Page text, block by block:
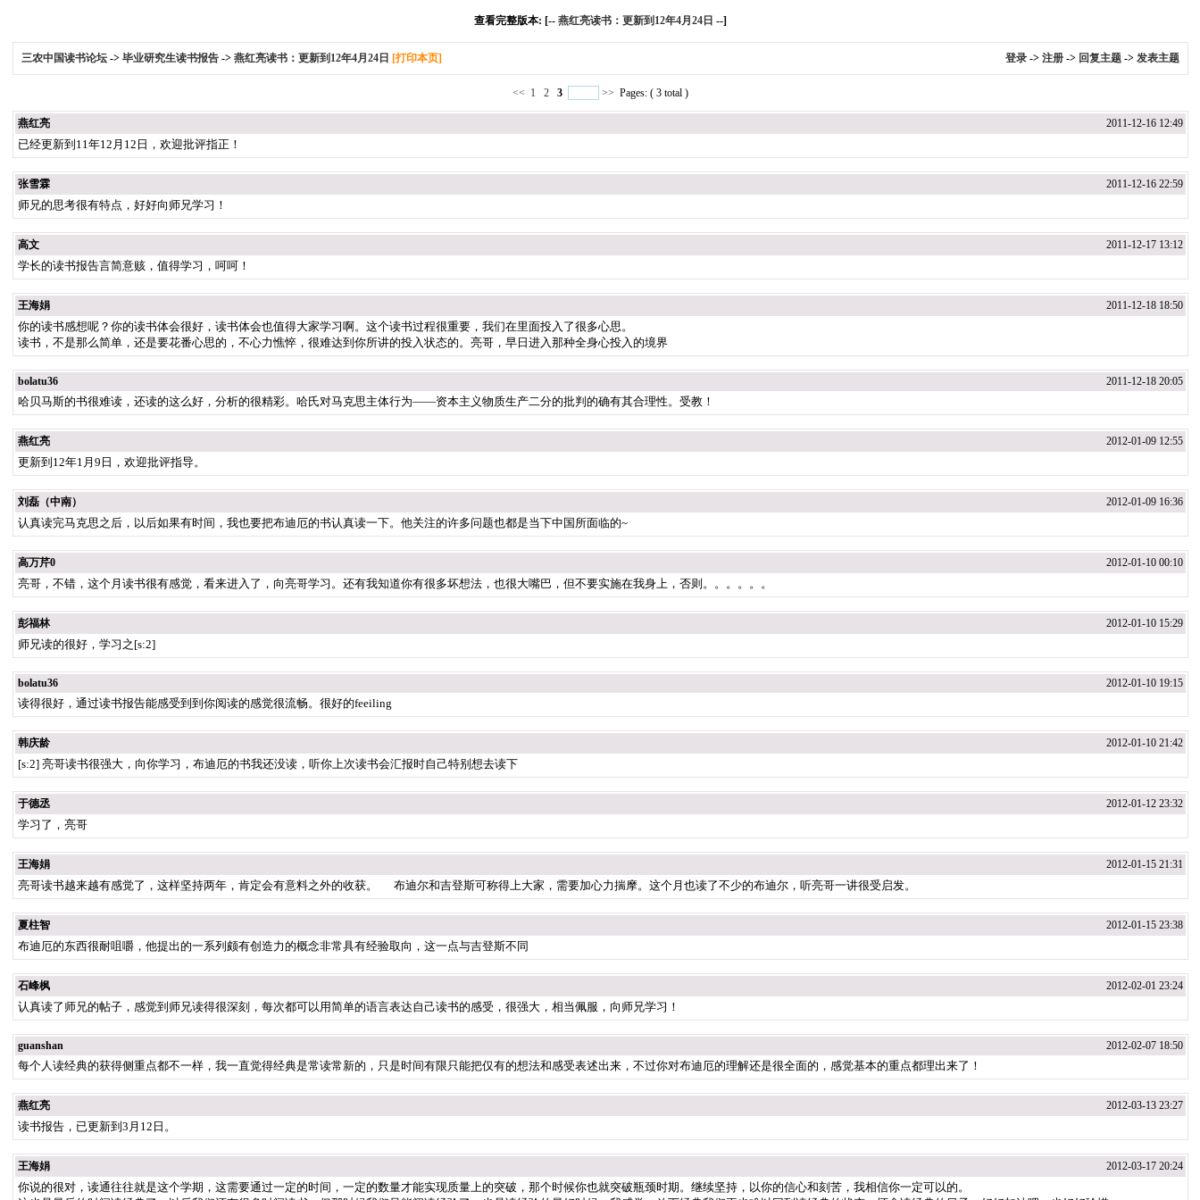
查看完整版本: [-- 燕红亮读书：更新到12年4月24日 --]
三农中国读书论坛 -> 毕业研究生读书报告-> 燕红亮读书：更新到12年4月24日 [打印本页] 登录-> 注册-> 回复主题-> 发表主题
<< 1 2 3 >> Pages: ( 3 total )
燕红亮 2011-12-16 12:49
已经更新到11年12月12日，欢迎批评指正！
张雪霖 2011-12-16 22:59
师兄的思考很有特点，好好向师兄学习！
高文 2011-12-17 13:12
学长的读书报告言简意赅，值得学习，呵呵！
王海娟 2011-12-18 18:50
你的读书感想呢？你的读书体会很好，读书体会也值得大家学习啊。这个读书过程很重要，我们在里面投入了很多心思。
读书，不是那么简单，还是要花番心思的，不心力憔悴，很难达到你所讲的投入状态的。亮哥，早日进入那种全身心投入的境界
bolatu36 2011-12-18 20:05
哈贝马斯的书很难读，还读的这么好，分析的很精彩。哈氏对马克思主体行为——资本主义物质生产二分的批判的确有其合理性。受教！
燕红亮 2012-01-09 12:55
更新到12年1月9日，欢迎批评指导。
刘磊（中南） 2012-01-09 16:36
认真读完马克思之后，以后如果有时间，我也要把布迪厄的书认真读一下。他关注的许多问题也都是当下中国所面临的~
高万芹0 2012-01-10 00:10
亮哥，不错，这个月读书很有感觉，看来进入了，向亮哥学习。还有我知道你有很多坏想法，也很大嘴巴，但不要实施在我身上，否则。。。。。。
彭福林 2012-01-10 15:29
师兄读的很好，学习之[s:2]
bolatu36 2012-01-10 19:15
读得很好，通过读书报告能感受到到你阅读的感觉很流畅。很好的feeiling
韩庆龄 2012-01-10 21:42
[s:2] 亮哥读书很强大，向你学习，布迪厄的书我还没读，听你上次读书会汇报时自己特别想去读下
于德丞 2012-01-12 23:32
学习了，亮哥
王海娟 2012-01-15 21:31
亮哥读书越来越有感觉了，这样坚持两年，肯定会有意料之外的收获。 布迪尔和吉登斯可称得上大家，需要加心力揣摩。这个月也读了不少的布迪尔，听亮哥一讲很受启发。
夏柱智 2012-01-15 23:38
布迪厄的东西很耐咀嚼，他提出的一系列颇有创造力的概念非常具有经验取向，这一点与吉登斯不同
石峰枫 2012-02-01 23:24
认真读了师兄的帖子，感觉到师兄读得很深刻，每次都可以用简单的语言表达自己读书的感受，很强大，相当佩服，向师兄学习！
guanshan 2012-02-07 18:50
每个人读经典的获得侧重点都不一样，我一直觉得经典是常读常新的，只是时间有限只能把仅有的想法和感受表述出来，不过你对布迪厄的理解还是很全面的，感觉基本的重点都理出来了！
燕红亮 2012-03-13 23:27
读书报告，已更新到3月12日。
王海娟 2012-03-17 20:24
你说的很对，读通往往就是这个学期，这需要通过一定的时间，一定的数量才能实现质量上的突破，那个时候你也就突破瓶颈时期。继续坚持，以你的信心和刻苦，我相信你一定可以的。